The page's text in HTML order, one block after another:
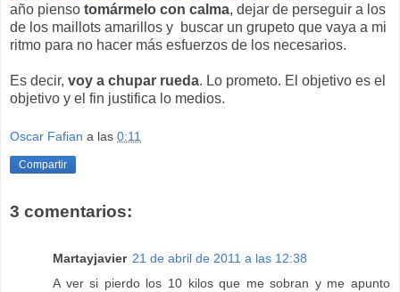
año pienso tomármelo con calma, dejar de perseguir a los
de los maillots amarillos y buscar un grupeto que vaya a mi
ritmo para no hacer más esfuerzos de los necesarios.
Es decir, voy a chupar rueda. Lo prometo. El objetivo es el
objetivo y el fin justifica lo medios.
Oscar Fafian a las 0:11
Compartir
3 comentarios:
Martayjavier 21 de abril de 2011 a las 12:38
A ver si pierdo los 10 kilos que me sobran y me apunto